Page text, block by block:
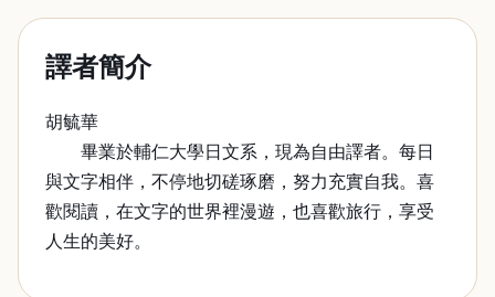
譯者簡介
胡毓華
畢業於輔仁大學日文系，現為自由譯者。每日
與文字相伴，不停地切磋琢磨，努力充實自我。喜
歡閱讀，在文字的世界裡漫遊，也喜歡旅行，享受
人生的美好。